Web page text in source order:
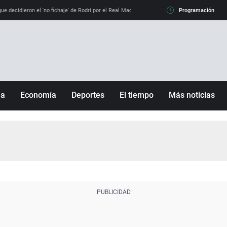
decidieron el 'no fichaje' de Rodri por el Real Madrid y su 'sí' al Barça La llamada
Programación
Economía Deportes El tiempo Más noticias